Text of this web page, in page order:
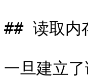
## 读取内
一旦建立